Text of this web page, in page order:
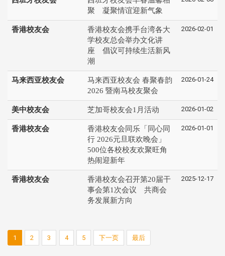
聚 凝聚情谊迎新气象
香港校友会
香港校友会携手台湾各大
学校友总会举办文化讲
座 倡议可持续生活新风
潮
2026-02-01
马来西亚校友会
马来西亚校友会 春聚春韵
2026 暨南马校友聚会
2026-01-24
美中校友会 芝加哥校友会1月活动 2026-01-02
香港校友会
香港校友会同乐「同心同
行 2026元旦联欢晚会」
500位各校校友欢聚旺角
热闹迎新年
2026-01-01
香港校友会
香港校友会召开第20届干
事会第1次会议 共商会
务发展新方向
2025-12-17
1 2 3 4 5 下一页 最后